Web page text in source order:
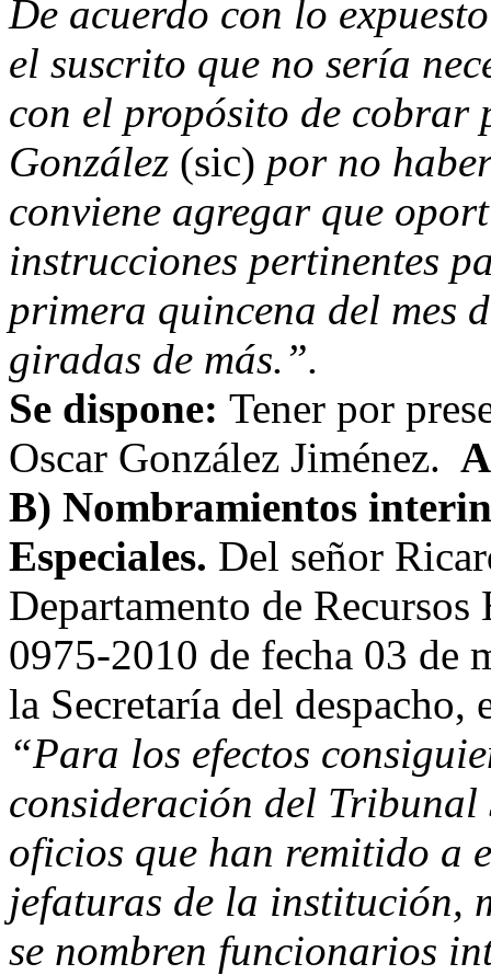
De acuerdo con lo
el suscrito que no sería
con el propósito de cobrar
González (sic) por no
conviene agregar que
instrucciones pertinentes
primera quincena del mes
giradas de más.”.
Se dispone: Tener por
Oscar González Jiménez.
B) Nombramientos
Especiales. Del señor
Departamento de
0975-2010 de fecha 03 de
la Secretaría del
“Para los efectos
consideración del Tribunal
oficios que han remitido a
jefaturas de la institución,
se nombren funcionarios